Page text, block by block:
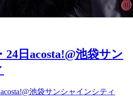
24日acosta!@池袋サン